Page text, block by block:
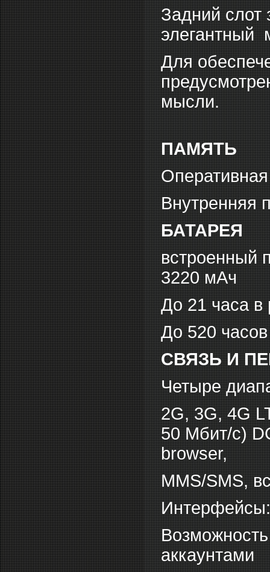
Задний слот
элегантный
Для
мысли.
ПАМЯТЬ
Внутренняя
БАТАРЕЯ
встроенный
3220 мАч
До 21 часа в
До 520
СВЯЗЬ И
Четыре
2G, 3G, 4G
50 Мбит/с)
browser,
MMS/SMS,
аккаунтами